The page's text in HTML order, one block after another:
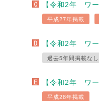
【令和2年 ワー
平成27年掲載
【令和2年 ワー
過去5年間掲載なし
【令和2年 ワー
平成28年掲載